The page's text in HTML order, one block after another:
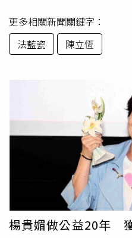
更多相關新聞關鍵字：
法藍瓷
陳立恆
楊貴媚做公益20年